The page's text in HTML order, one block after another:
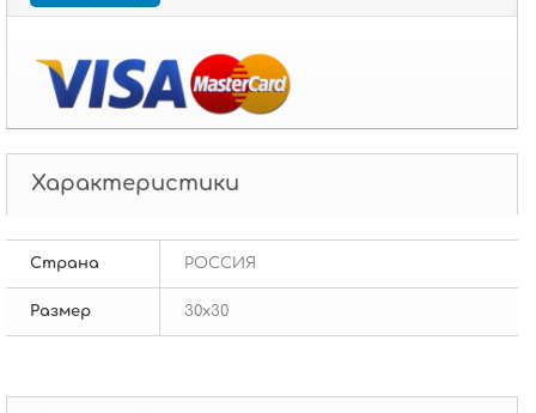
Характеристики
Страна РОССИЯ
Размер 30х30